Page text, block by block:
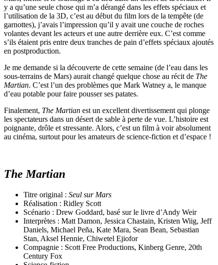
y a qu’une seule chose qui m’a dérangé dans les effets spéciaux et
l’utilisation de la 3D, c’est au début du film lors de la tempête (de
garnottes), j’avais l’impression qu’il y avait une couche de roches
volantes devant les acteurs et une autre derrière eux. C’est comme
s’ils étaient pris entre deux tranches de pain d’effets spéciaux ajoutés
en postproduction.
Je me demande si la découverte de cette semaine (de l’eau dans les
sous-terrains de Mars) aurait changé quelque chose au récit de The
Martian. C’est l’un des problèmes que Mark Watney a, le manque
d’eau potable pour faire pousser ses patates.
Finalement, The Martian est un excellent divertissement qui plonge
les spectateurs dans un désert de sable à perte de vue. L’histoire est
poignante, drôle et stressante. Alors, c’est un film à voir absolument
au cinéma, surtout pour les amateurs de science-fiction et d’espace !
The Martian
Titre original : Seul sur Mars
Réalisation : Ridley Scott
Scénario : Drew Goddard, basé sur le livre d’Andy Weir
Interprètes : Matt Damon, Jessica Chastain, Kristen Wiig, Jeff
Daniels, Michael Peña, Kate Mara, Sean Bean, Sebastian
Stan, Aksel Hennie, Chiwetel Ejiofor
Compagnie : Scott Free Productions, Kinberg Genre, 20th
Century Fox